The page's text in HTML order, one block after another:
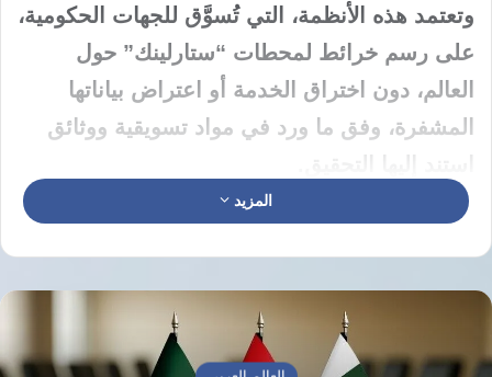
وتعتمد هذه الأنظمة، التي تُسوَّق للجهات الحكومية،
على رسم خرائط لمحطات “ستارلينك” حول
العالم، دون اختراق الخدمة أو اعتراض بياناتها
المشفرة، وفق ما ورد في مواد تسويقية ووثائق
وتأتي خطورة هذه التقنية من كون “ستارلينك”
خاصة في أوكرانيا وإيران وغزة ومناطق أخرى،
حيث توفر اتصالًا مستقلًا عن البنية التحتية الوطنية
المزيد